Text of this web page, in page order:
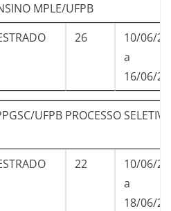
MPLE/UFPB
26
10/06/
a
16/06/
UFPB PROCESSO
22
10/06/
a
18/06/